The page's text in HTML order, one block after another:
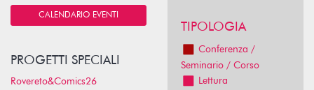
CALENDARIO EVENTI
PROGETTI SPECIALI
Rovereto&Comics26
TIPOLOGIA
Conferenza /
Seminario / Corso
Lettura